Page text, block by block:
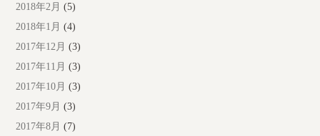
2018年2月 (5)
2018年1月 (4)
2017年12月 (3)
2017年11月 (3)
2017年10月 (3)
2017年9月 (3)
2017年8月 (7)